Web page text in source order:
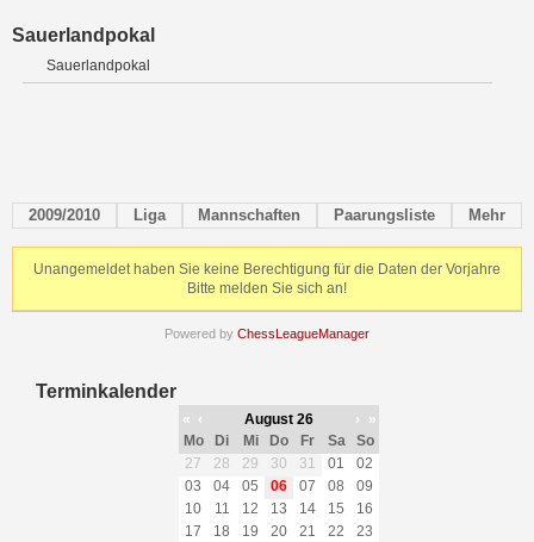
Sauerlandpokal
Sauerlandpokal
2009/2010 Liga Mannschaften Paarungsliste Mehr
Unangemeldet haben Sie keine Berechtigung für die Daten der Vorjahre
Bitte melden Sie sich an!
Powered by ChessLeagueManager
Terminkalender
« ‹ August 26 ›
»
Mo
Di Mi Do Fr Sa
So
27
28 29 30 31 01
02
03
04 05 06 07 08
09
10
11 12 13 14 15
16
17
18 19 20 21 22
23